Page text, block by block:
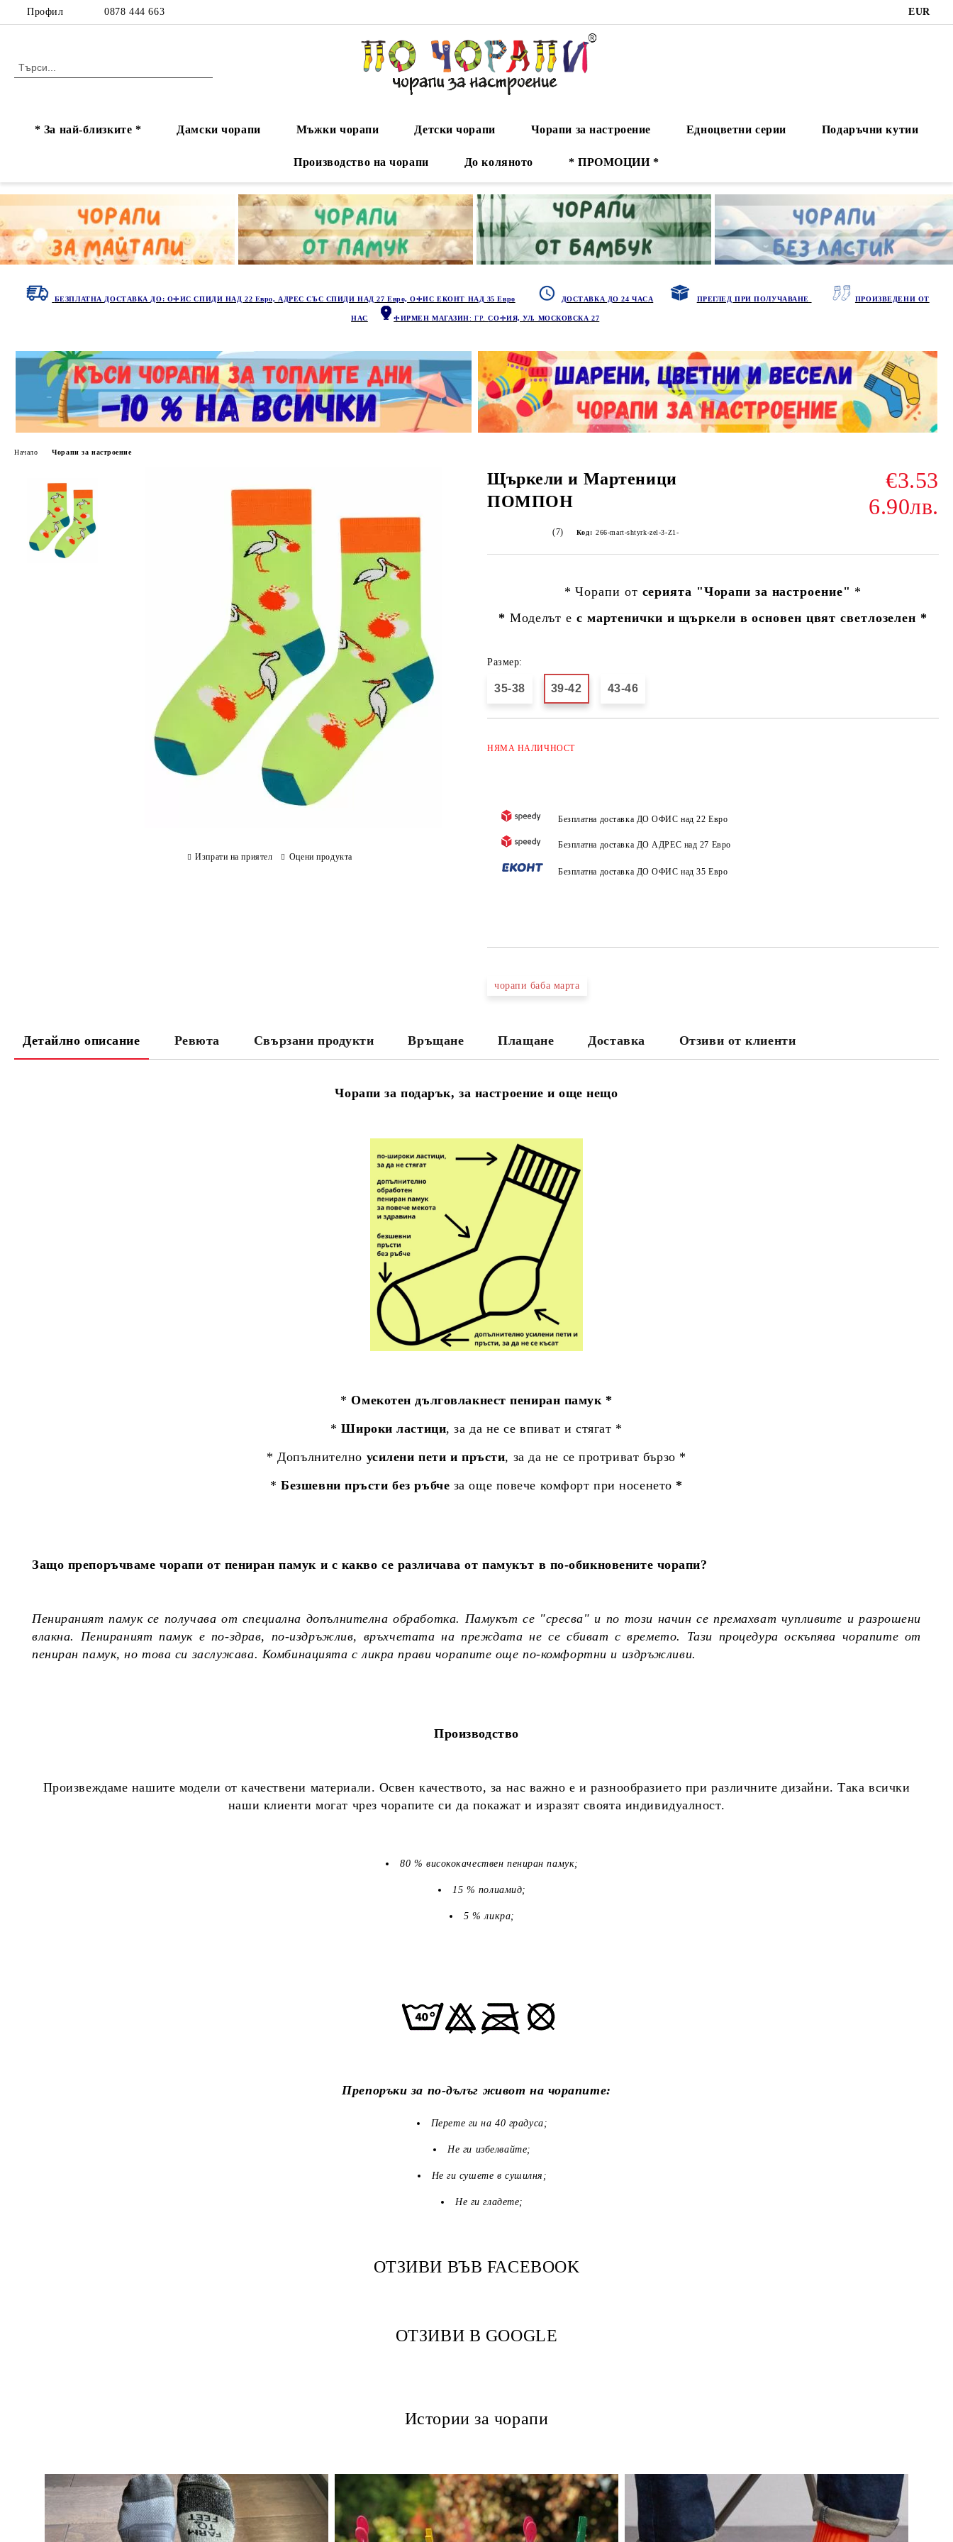
Профил 0878 444 663 EUR
* За най-близките * Дамски чорапи Мъжки чорапи Детски чорапи Чорапи за настроение Едноцветни серии Подаръчни кутии
Производство на чорапи До коляното * ПРОМОЦИИ *
БЕЗПЛАТНА ДОСТАВКА ДО: ОФИС СПИДИ НАД 22 Евро, АДРЕС СЪС СПИДИ НАД 27 Евро, ОФИС ЕКОНТ НАД 35 Евро ДОСТАВКА ДО 24 ЧАСА ПРЕГЛЕД ПРИ ПОЛУЧАВАНЕ ПРОИЗВЕДЕНИ ОТ
НАС ФИРМЕН МАГАЗИН: ГР.СОФИЯ, УЛ. МОСКОВСКА 27
Начало Чорапи за настроение
Щъркели и Мартеници
ПОМПОН
€3.53
6.90лв.
(7) Код: 266-mart-shtyrk-zel-3-Z1-
* Чорапи от серията "Чорапи за настроение" *
* Моделът е с мартенички и щъркели в основен цвят светлозелен *
Размер:
35-38 39-42 43-46
НЯМА НАЛИЧНОСТ
Безплатна доставка ДО ОФИС над 22 Евро
Безплатна доставка ДО АДРЕС над 27 Евро
Безплатна доставка ДО ОФИС над 35 Евро
чорапи баба марта
Изпрати на приятел Оцени продукта
Детайлно описание Ревюта Свързани продукти Връщане Плащане Доставка Отзиви от клиенти
Чорапи за подарък, за настроение и още нещо
*Омекотен дълговлакнест пениран памук *
*Широки ластици, за да не се впиват и стягат *
* Допълнително усилени пети и пръсти, за да не се протриват бързо *
*Безшевни пръсти без ръбче за още повече комфорт при носенето *
Защо препоръчваме чорапи от пениран памук и с какво се различава от памукът в по-обикновените чорапи?
Пенираният памук се получава от специална допълнителна обработка. Памукът се "сресва" и по този начин се премахват чупливите и разрошени
влакна. Пенираният памук е по-здрав, по-издръжлив, връхчетата на преждата не се сбиват с времето. Тази процедура оскъпява чорапите от
пениран памук, но това си заслужава. Комбинацията с ликра прави чорапите още по-комфортни и издръжливи.
Производство
Произвеждаме нашите модели от качествени материали. Освен качеството, за нас важно е и разнообразието при различните дизайни. Така всички
наши клиенти могат чрез чорапите си да покажат и изразят своята индивидуалност.
80 % висококачествен пениран памук;
15 % полиамид;
5 % ликра;
Препоръки за по-дълъг живот на чорапите:
Перете ги на 40 градуса;
Не ги избелвайте;
Не ги сушете в сушилня;
Не ги гладете;
ОТЗИВИ ВЪВ FACEBOOK
ОТЗИВИ В GOOGLE
Истории за чорапи